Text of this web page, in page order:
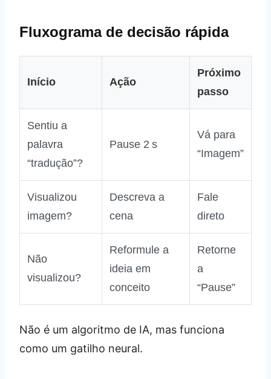
Fluxograma de decisão rápida
Início Ação
Próximo
passo
Sentiu a
palavra
“tradução”?
Pause 2 s
Vá para
“Imagem”
Visualizou
imagem?
Descreva a
cena
Fale
direto
Não
visualizou?
Reformule a
ideia em
conceito
Retorne
a
“Pause”
Não é um algoritmo de IA, mas funciona
como um gatilho neural.